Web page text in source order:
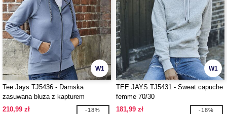
W1
Tee Jays TJ5436 - Damska
zasuwana bluza z kapturem
210,99 zł
-18%
W1
TEE JAYS TJ5431 - Sweat capuche
femme 70/30
181,99 zł
-18%